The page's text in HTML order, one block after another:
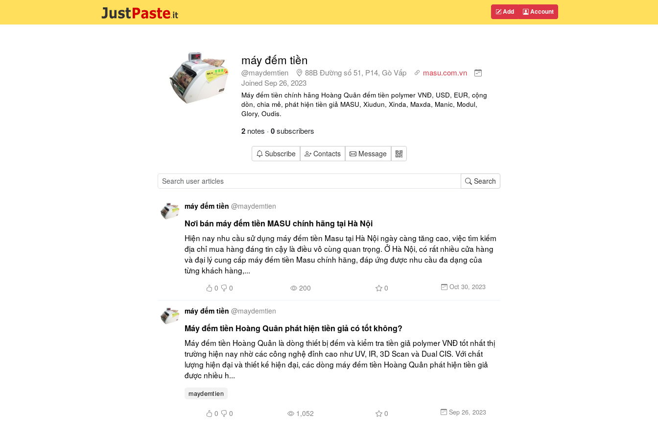
Add Account
máy đếm tiền
@maydemtien 88B Đường số 51, P14, Gò Vấp
masu.com.vn
Joined Sep 26, 2023
Máy đếm tiền chính hãng Hoàng Quân đếm tiền polymer VNĐ, USD, EUR, cộng
dồn, chia mẻ, phát hiện tiền giả MASU, Xiudun, Xinda, Maxda, Manic, Modul,
Glory, Oudis.
2 notes · 0subscribers
Subscribe Contacts Message
Search
máy đếm tiền @maydemtien
Nơi bán máy đếm tiền MASU chính hãng tại Hà Nội
Hiện nay nhu cầu sử dụng máy đếm tiền Masu tại Hà Nội ngày càng tăng cao, việc tìm kiếm
địa chỉ mua hàng đáng tin cậy là điều vô cùng quan trọng. Ở Hà Nội, có rất nhiều cửa hàng
và đại lý cung cấp máy đếm tiền Masu chính hãng, đáp ứng được nhu cầu đa dạng của
từng khách hàng,...
0 0 200 0 Oct 30, 2023
máy đếm tiền @maydemtien
Máy đếm tiền Hoàng Quân phát hiện tiền giả có tốt không?
Máy đếm tiền Hoàng Quân là dòng thiết bị đếm và kiểm tra tiền giả polymer VNĐ tốt nhất thị
trường hiện nay nhờ các công nghệ đỉnh cao như UV, IR, 3D Scan và Dual CIS. Với chất
lượng hiện đại và thiết kế hiện đại, các dòng máy đếm tiền Hoàng Quân phát hiện tiền giả
được nhiều h...
maydemtien
0 0 1,052 0 Sep 26, 2023